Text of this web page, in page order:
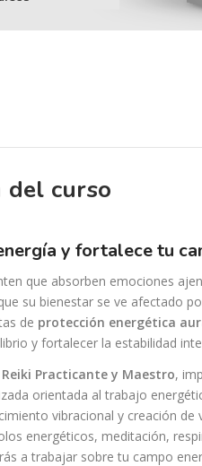
del curso
y fortalece tu
que absorben emociones
su bienestar se ve afectado
de protección energética
y fortalecer la estabilidad
Practicante y Maestro,
orientada al trabajo
vibracional y creación de
energéticos, meditación,
a trabajar sobre tu campo